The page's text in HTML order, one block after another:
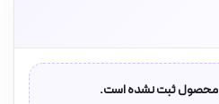
محصول ثبت نشده است.